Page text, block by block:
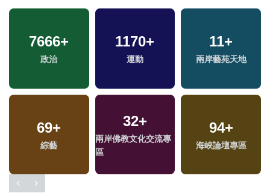
7666+
政治
1170+
運動
11+
兩岸藝苑天地
69+
綜藝
32+
兩岸佛教文化交流專
區
94+
海峽論壇專區